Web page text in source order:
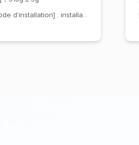
[Méthode d'installation] : installation du trou de positionnement